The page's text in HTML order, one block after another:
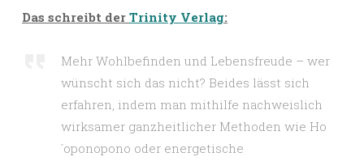
Das schreibt der Trinity Verlag:
Mehr Wohlbefinden und Lebensfreude – wer
wünscht sich das nicht? Beides lässt sich
erfahren, indem man mithilfe nachweislich
wirksamer ganzheitlicher Methoden wie Ho
´oponopono oder energetische